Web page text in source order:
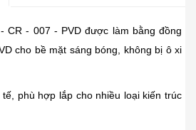
CR - 007 - PVD được làm bằng đồng
cho bề mặt sáng bóng, không bị ô xi
phù hợp lắp cho nhiều loại kiến trúc